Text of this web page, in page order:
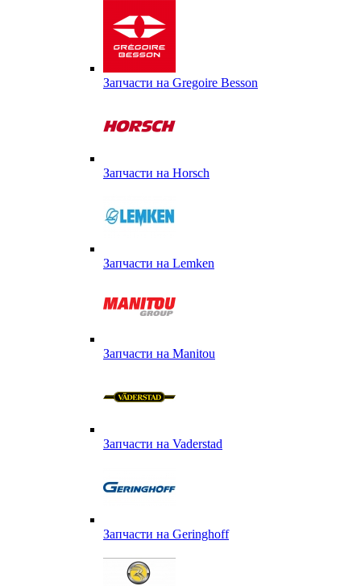
Запчасти на Gregoire Besson
Запчасти на Horsch
Запчасти на Lemken
Запчасти на Manitou
Запчасти на Vaderstad
Запчасти на Geringhoff